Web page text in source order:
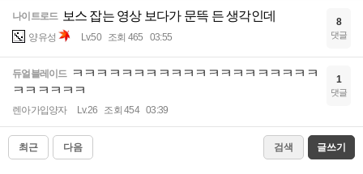
나이트로드 보스 잡는 영상 보다가 문뜩 든 생각인데
양유성 Lv.50 조회 465 03:55
8
댓글
듀얼블레이드
ㅋㅋㅋㅋㅋㅋㅋㅋㅋㅋㅋㅋㅋㅋㅋㅋㅋㅋㅋㅋ
ㅋㅋㅋㅋㅋㅋ
렌아가입양자 Lv.26 조회 454 03:39
1
댓글
최근 다음 검색 글쓰기